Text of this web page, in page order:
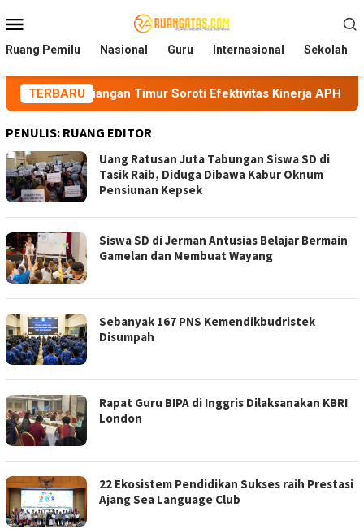
ke
kontenMobile
Ruang Pemilu Nasional Guru Internasional Sekolah
TERBARU
Priangan Timur Soroti Efektivitas Kinerja APH di Kota
PENULIS: RUANG EDITOR
Uang Ratusan Juta Tabungan Siswa SD di
Tasik Raib, Diduga Dibawa Kabur Oknum
Pensiunan Kepsek
Siswa SD di Jerman Antusias Belajar Bermain
Gamelan dan Membuat Wayang
Sebanyak 167 PNS Kemendikbudristek
Disumpah
Rapat Guru BIPA di Inggris Dilaksanakan KBRI
London
22 Ekosistem Pendidikan Sukses raih Prestasi
Ajang Sea Language Club